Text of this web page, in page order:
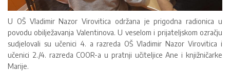
U OŠ Vladimir Nazor Virovitica održana je prigodna radionica u
povodu obilježavanja Valentinova. U veselom i prijateljskom ozračju
sudjelovali su učenici 4. a razreda OŠ Vladimir Nazor Virovitica i
učenici 2./4. razreda COOR-a u pratnji učiteljice Ane i knjižničarke
Marije.